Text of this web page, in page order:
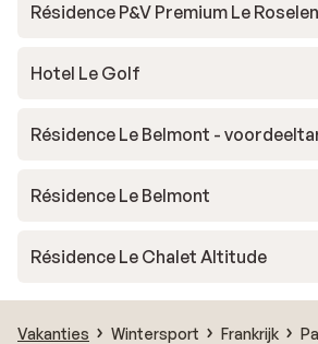
Résidence P&V Premium Le
Hotel Le Golf
Résidence Le Belmont -
Résidence Le Belmont
Résidence Le Chalet Altitude
Vakanties Wintersport Frankrijk